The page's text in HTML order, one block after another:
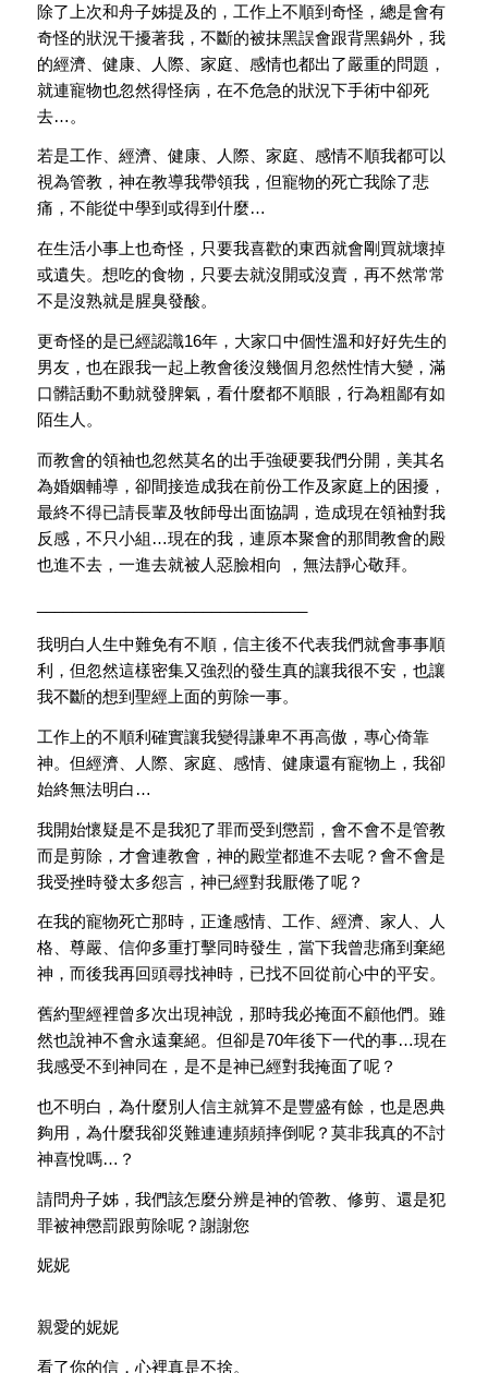
除了上次和舟子姊提及的，工作上不順到奇怪， 總是會有
奇怪的狀況干擾著我，不斷的被抹黑誤會跟背黑鍋外， 我
的經濟、健康、人際、家庭、感情也都出了嚴重的問題，
就連寵物也忽然得怪病，在不危急的狀況下手術中卻死
去…。
若是工作、經濟、健康、人際、家庭、感情不順我都可以
視為管教， 神在教導我帶領我，但寵物的死亡我除了悲
痛， 不能從中學到或得到什麼…
在生活小事上也奇怪，只要我喜歡的東西就會剛買就壞掉
或遺失。 想吃的食物，只要去就沒開或沒賣， 再不然常常
不是沒熟就是腥臭發酸。
更奇怪的是已經認識16年，大家口中個性溫和好好先生的
男友， 也在跟我一起上教會後沒幾個月忽然性情大變， 滿
口髒話動不動就發脾氣，看什麼都不順眼，行為粗鄙有如
陌生人。
而教會的領袖也忽然莫名的出手強硬要我們分開， 美其名
為婚姻輔導，卻間接造成我在前份工作及家庭上的困擾，
最終不得已請長輩及牧師母出面協調，造成現在領袖對我
反感， 不只小組…現在的我，連原本聚會的那間教會的殿
也進不去， 一進去就被人惡臉相向 ，無法靜心敬拜。
我明白人生中難免有不順，信主後不代表我們就會事事順
利， 但忽然這樣密集又強烈的發生真的讓我很不安， 也讓
我不斷的想到聖經上面的剪除一事。
工作上的不順利確實讓我變得謙卑不再高傲，專心倚靠
神。但經濟、
人際、家庭、感情、健康還有寵物上，我卻
始終無法明白…
我開始懷疑是不是我犯了罪而受到懲罰，會不會不是管教
而是剪除， 才會連教會，神的殿堂都進不去呢？會不會是
我受挫時發太多怨言， 神已經對我厭倦了呢？
在我的寵物死亡那時，正逢感情、工作、經濟、家人、人
格、尊嚴、 信仰多重打擊同時發生，當下我曾悲痛到棄絕
神， 而後我再回頭尋找神時，已找不回從前心中的平安。
舊約聖經裡曾多次出現神說，那時我必掩面不顧他們。 雖
然也說神不會永遠棄絕。但卻是70年後下一代的事…現在
我感受不到神同在，是不是神已經對我掩面了呢？
也不明白，為什麼別人信主就算不是豐盛有餘，也是恩典
夠用， 為什麼我卻災難連連頻頻摔倒呢？莫非我真的不討
神喜悅嗎…？
請問舟子姊，我們該怎麼分辨是神的管教、修剪、 還是犯
罪被神懲罰跟剪除呢？謝謝您
妮妮
親愛的妮妮
看了你的信，心裡真是不捨。